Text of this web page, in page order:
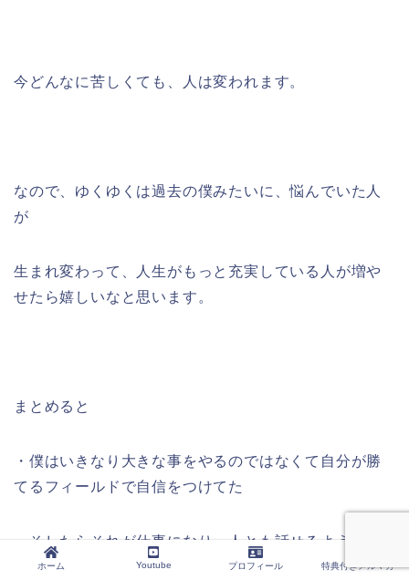
今どんなに苦しくても、人は変われます。
なので、ゆくゆくは過去の僕みたいに、悩んでいた人
が
生まれ変わって、人生がもっと充実している人が増や
せたら嬉しいなと思います。
まとめると
・僕はいきなり大きな事をやるのではなくて自分が勝
てるフィールドで自信をつけてた
・そしたらそれが仕事になり、人とも話せるようにな
ったホーム Youtube プロフィール 特典付きメルマガ